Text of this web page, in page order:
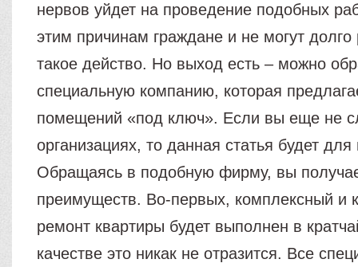
нервов уйдет на проведение подобных
этим причинам граждане и не могут
такое действо. Но выход есть – можно
специальную компанию, которая
помещений «под ключ». Если вы еще не
организациях, то данная статья будет
Обращаясь в подобную фирму, вы
преимуществ. Во-первых, комплексный и
ремонт квартиры будет выполнен в
качестве это никак не отразится. Все